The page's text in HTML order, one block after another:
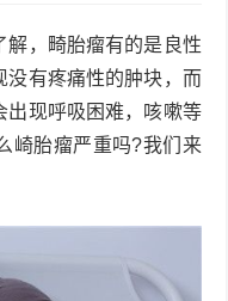
解，畸胎瘤有的是良性
没有疼痛性的肿块，而
出现呼吸困难，咳嗽等
崎胎瘤严重吗?我们来